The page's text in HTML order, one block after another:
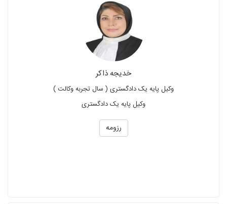
خدیجه ذاکر
وکیل پایه یک دادگستری ( سال تجربه وکالت )
وکیل پایه یک دادگستری
رزومه